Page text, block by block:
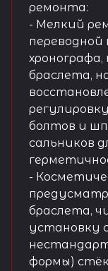
ремонта:
- Мелкий
переводной
браслета,
болтов и
сальников
-
браслета,
установку
формы)